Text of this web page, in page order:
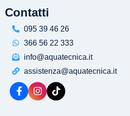
Contatti
095 39 46 26
366 56 22 333
info@aquatecnica.it
assistenza@aquatecnica.it